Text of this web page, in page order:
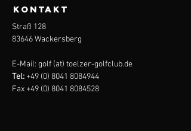
KONTAKT
Straß 128
83646 Wackersberg
E-Mail: golf (at) toelzer-golfclub.de
Tel: +49 (0) 8041 8084944
Fax +49 (0) 8041 8084528